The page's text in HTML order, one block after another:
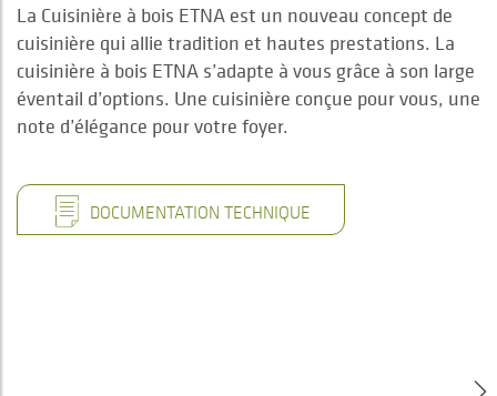
La Cuisinière à bois ETNA est un nouveau concept de
cuisinière qui allie tradition et hautes prestations. La
cuisinière à bois ETNA s’adapte à vous grâce à son large
éventail d’options. Une cuisinière conçue pour vous, une
note d’élégance pour votre foyer.
DOCUMENTATION TECHNIQUE